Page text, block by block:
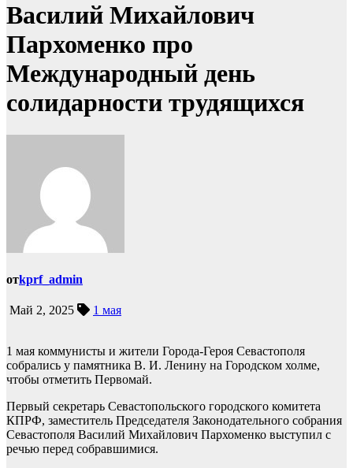
Василий Михайлович
Пархоменко про
Международный день
солидарности трудящихся
отkprf_admin
Май 2, 2025 1 мая
1 мая коммунисты и жители Города-Героя Севастополя
собрались у памятника В. И. Ленину на Городском холме,
чтобы отметить Первомай.
Первый секретарь Севастопольского городского комитета
КПРФ, заместитель Председателя Законодательного собрания
Севастополя Василий Михайлович Пархоменко выступил с
речью перед собравшимися.